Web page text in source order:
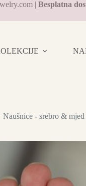
| Besplatna
Naušnice - srebro & mjed